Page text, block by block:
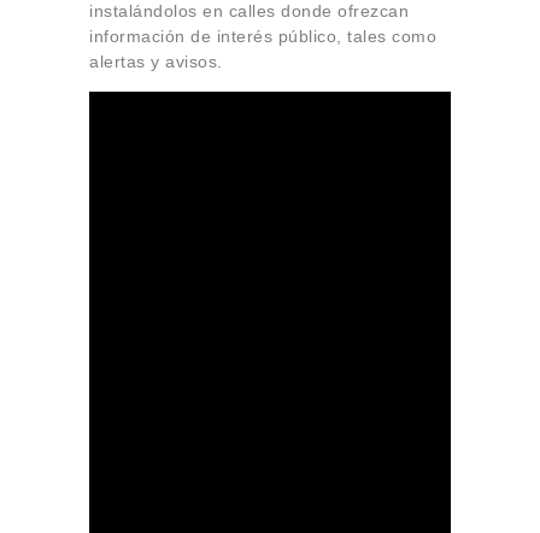
instalándolos en calles donde ofrezcan
información de interés público, tales como
alertas y avisos.